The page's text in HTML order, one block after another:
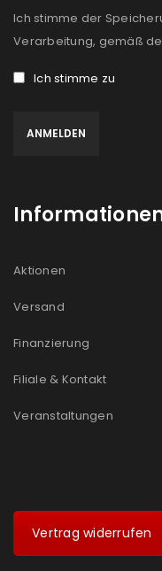
Ich stimme der
Verarbeitung, gemäß
Ich stimme zu
Aktionen
Versand
Finanzierung
Filiale & Kontakt
Veranstaltungen
Vertrag widerrufen